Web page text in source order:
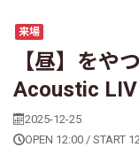
来場
【昼】をや
Acoustic
2025-12-25
OPEN 12:00 / START